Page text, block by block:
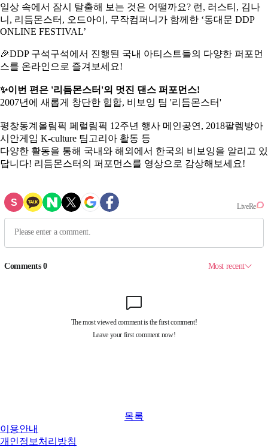
일상 속에서 잠시 탈출해 보는 것은 어떨까요? 런, 러스티, 김나
니, 리듬몬스터, 오드아이, 무작컴퍼니가 함께한 ‘동대문 DDP
ONLINE FESTIVAL’
🎉DDP 구석구석에서 진행된 국내 아티스트들의 다양한 퍼포먼
스를 온라인으로 즐겨보세요!
✨이번 편은 '리듬몬스터'의 멋진 댄스 퍼포먼스!
2007년에 새롭게 창단한 힙합, 비보잉 팀 '리듬몬스터'
평창동계올림픽 페럴림픽 12주년 행사 메인공연, 2018팔렘방아
시안게임 K-culture 팀고리아 활동 등
다양한 활동을 통해 국내와 해외에서 한국의 비보잉을 알리고 있
답니다! 리듬몬스터의 퍼포먼스를 영상으로 감상해보세요!
목록
이용안내
개인정보처리방침